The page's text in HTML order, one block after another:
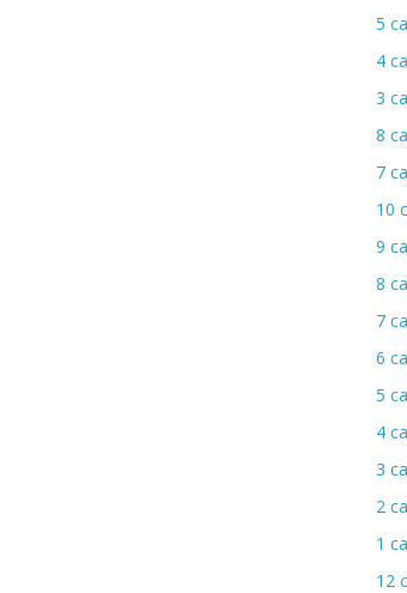
5
4
3
8
7
10
9
8
7
6
5
4
3
2
1
12